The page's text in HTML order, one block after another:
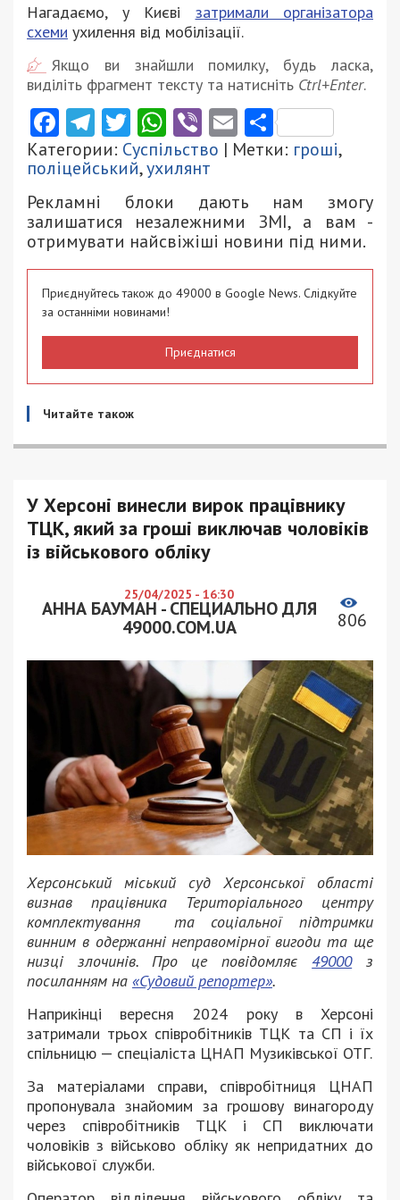
Нагадаємо, у Києві затримали організатора
схеми ухилення від мобілізації.
Якщо ви знайшли помилку, будь ласка,
виділіть фрагмент тексту та натисніть Ctrl+Enter.
Facebook
Telegram
Twitter
WhatsApp
ViberEmail
Категории: Суспільство | Метки: гроші,
поліцейський,ухилянт
Рекламні блоки дають нам змогу
залишатися незалежними ЗМІ, а вам -
отримувати найсвіжіші новини під ними.
Приєднуйтесь також до 49000 в Google News. Слідкуйте
за останніми новинами!
Приєднатися
Читайте також
У Херсоні винесли вирок працівнику
ТЦК, який за гроші виключав чоловіків
із військового обліку
25/04/2025 - 16:30
АННА БАУМАН - СПЕЦИАЛЬНО ДЛЯ
49000.COM.UA
806
Херсонський міський суд Херсонської області
визнав працівника Територіального центру
комплектування та соціальної підтримки
винним в одержанні неправомірної вигоди та ще
низці злочинів. Про це повідомляє49000з
посиланням на «Судовий репортер».
Наприкінці вересня 2024 року в Херсоні
затримали трьох співробітників ТЦК та СП і їх
спільницю — спеціаліста ЦНАП Музиківської ОТГ.
За матеріалами справи, співробітниця ЦНАП
пропонувала знайомим за грошову винагороду
через співробітників ТЦК і СП виключати
чоловіків з військово обліку як непридатних до
військової служби.